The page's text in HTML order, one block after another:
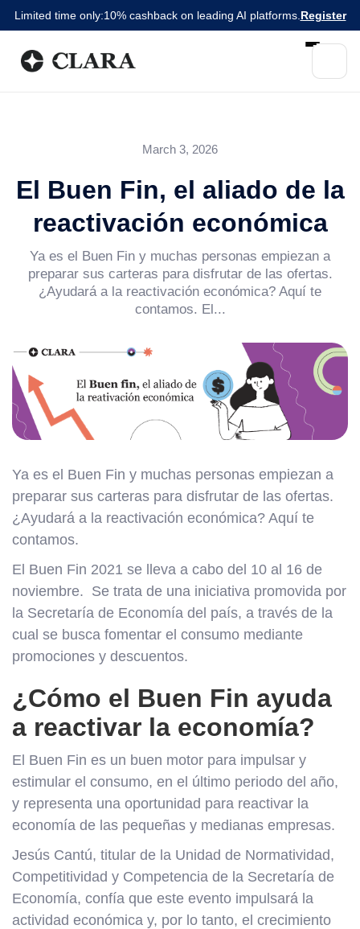
Limited time only:10% cashback on leading AI platforms. Register
March 3, 2026
El Buen Fin, el aliado de la
reactivación económica
Ya es el Buen Fin y muchas personas empiezan a
preparar sus carteras para disfrutar de las ofertas.
¿Ayudará a la reactivación económica? Aquí te
contamos. El...
Ya es el Buen Fin y muchas personas empiezan a
preparar sus carteras para disfrutar de las ofertas.
¿Ayudará a la reactivación económica? Aquí te
contamos.
El Buen Fin 2021 se lleva a cabo del 10 al 16 de
noviembre. Se trata de una iniciativa promovida por
la Secretaría de Economía del país, a través de la
cual se busca fomentar el consumo mediante
promociones y descuentos.
¿Cómo el Buen Fin ayuda
a reactivar la economía?
El Buen Fin es un buen motor para impulsar y
estimular el consumo, en el último periodo del año,
y representa una oportunidad para reactivar la
economía de las pequeñas y medianas empresas.
Jesús Cantú, titular de la Unidad de Normatividad,
Competitividad y Competencia de la Secretaría de
Economía, confía que este evento impulsará la
actividad económica y, por lo tanto, el crecimiento